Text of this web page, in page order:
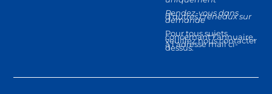
Rendez-vous dans
d’autres créneaux sur
demande
Pour tous sujets
concernant l’annuaire,
veuillez nous contacter
à l’adresse mail ci-
dessus.